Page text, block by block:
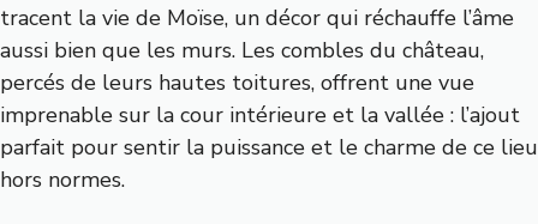
tracent la vie de Moïse, un décor qui réchauffe l’âme
aussi bien que les murs. Les combles du château,
percés de leurs hautes toitures, offrent une vue
imprenable sur la cour intérieure et la vallée : l’ajout
parfait pour sentir la puissance et le charme de ce lieu
hors normes.